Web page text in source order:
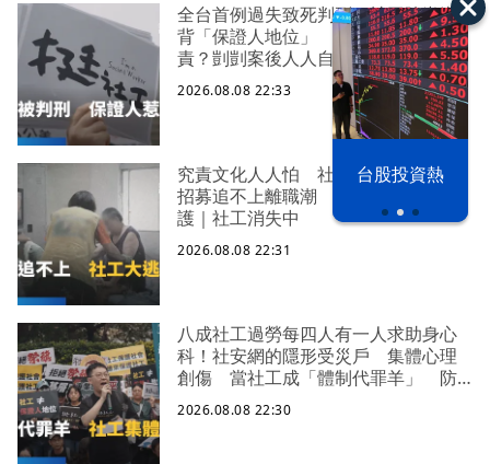
漢光42演習 台股投資熱
全台首例過失致死判刑 社工陳尚潔
背「保證人地位」 機構脫身基層扛
責？剴剴案後人人自危｜社工消失中
2026.08.08 22:33
究責文化人人怕 社福缺口拉警報
招募追不上離職潮 低薪過勞誰來守
護｜社工消失中
2026.08.08 22:31
八成社工過勞每四人有一人求助身心
科！社安網的隱形受災戶 集體心理
創傷 當社工成「體制代罪羊」 防
禦性社工不敢多做無奈趨勢？耗竭殆
盡下的社安網危機｜社工消失中
2026.08.08 22:30